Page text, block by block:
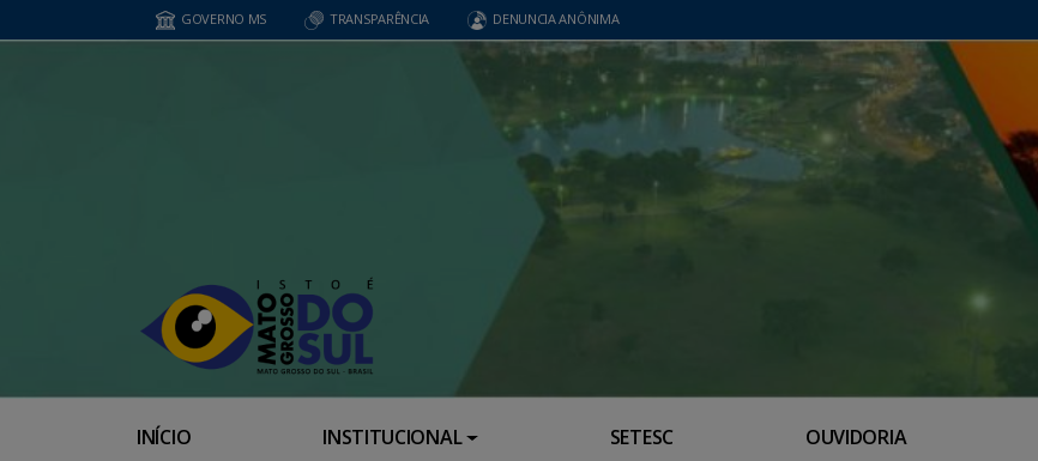
GOVERNO MS TRANSPARÊNCIA DENUNCIA ANÔNIMA
INÍCIO INSTITUCIONAL SETESC OUVIDORIA